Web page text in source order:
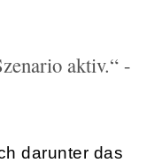
aktiv.“ -
darunter das